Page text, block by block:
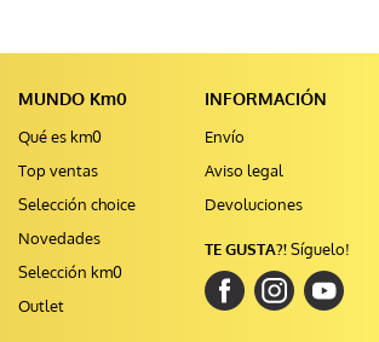
MUNDO Km0
Qué es km0
Top ventas
Selección choice
Novedades
Selección km0
Outlet
INFORMACIÓN
Envío
Aviso legal
Devoluciones
TE GUSTA?! Síguelo!